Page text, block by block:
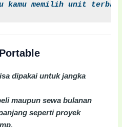
kamu memilih unit
dipakai untuk jangka
maupun sewa bulanan
seperti proyek